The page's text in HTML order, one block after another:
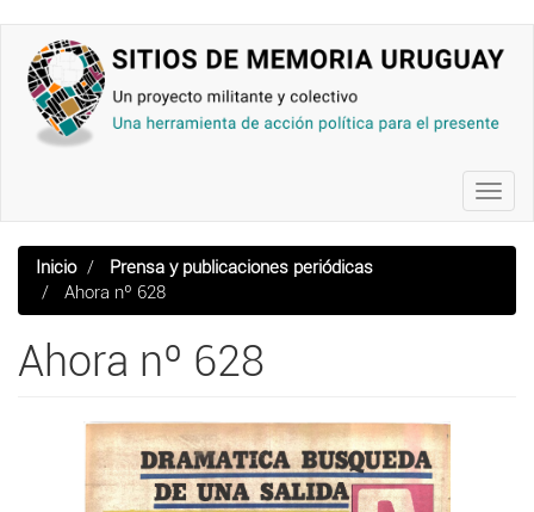
contenido
principal
Inicio
Prensa y publicaciones periódicas
Ahora nº 628
Ahora nº 628